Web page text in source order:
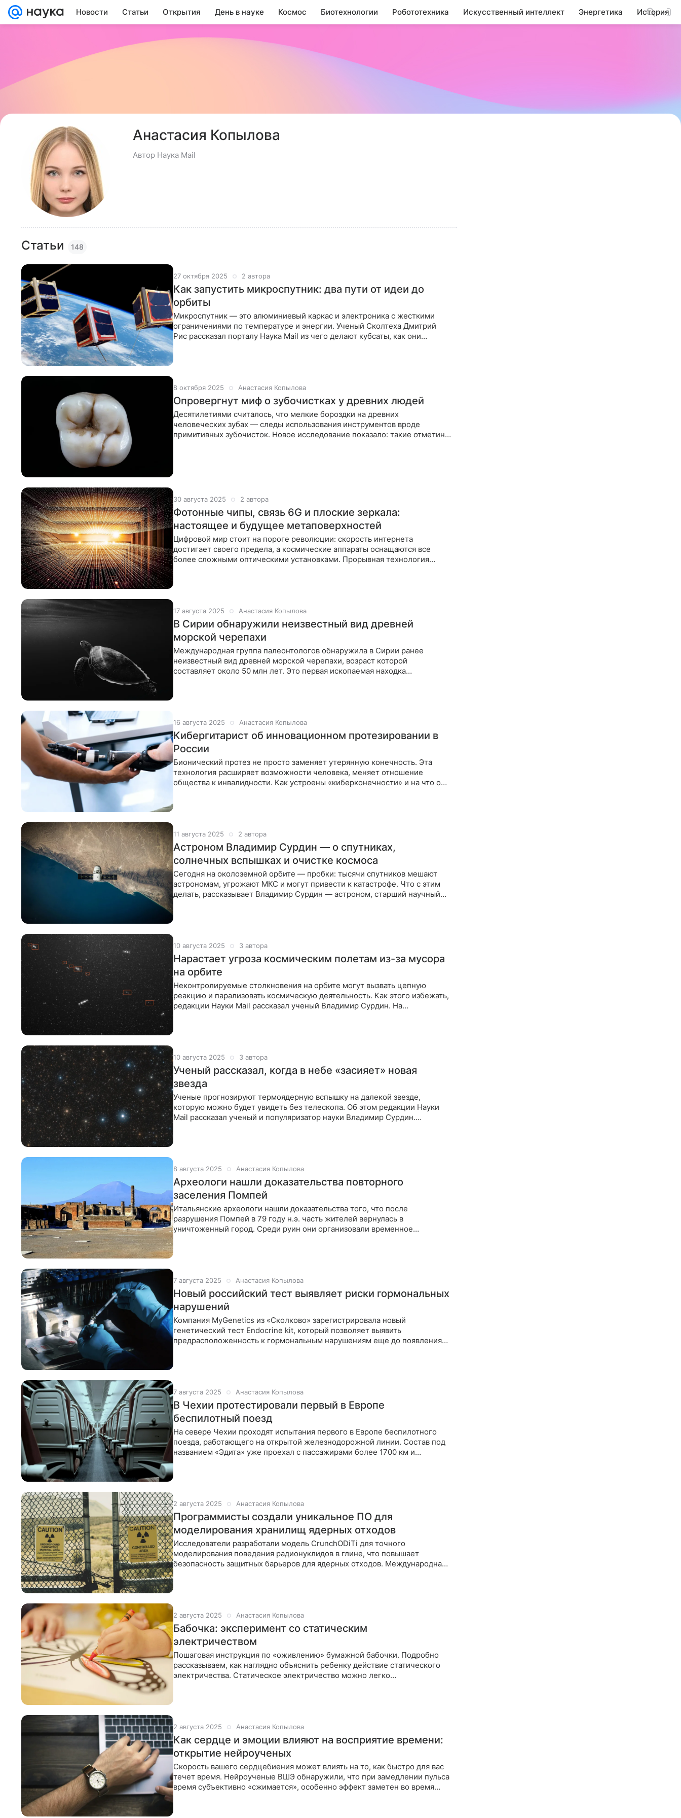
Новости Статьи Открытия День в науке Космос Биотехнологии Робототехника Искусственный интеллект Энергетика История
Анастасия Копылова
Автор Наука Mail
Статьи 148
27 октября 2025 2 автора
Как запустить микроспутник: два пути от идеи до
орбиты
Микроспутник — это алюминиевый каркас и электроника с жесткими
ограничениями по температуре и энергии. Ученый Сколтеха Дмитрий
Рис рассказал порталу Наука Mail из чего делают кубсаты, как они
8 октября 2025 Анастасия Копылова
Опровергнут миф о зубочистках у древних людей
Десятилетиями считалось, что мелкие бороздки на древних
человеческих зубах — следы использования инструментов вроде
примитивных зубочисток. Новое исследование показало: такие отметины
30 августа 2025 2 автора
Фотонные чипы, связь 6G и плоские зеркала:
настоящее и будущее метаповерхностей
Цифровой мир стоит на пороге революции: скорость интернета
достигает своего предела, а космические аппараты оснащаются все
более сложными оптическими установками. Прорывная технология
17 августа 2025 Анастасия Копылова
В Сирии обнаружили неизвестный вид древней
морской черепахи
Международная группа палеонтологов обнаружила в Сирии ранее
неизвестный вид древней морской черепахи, возраст которой
составляет около 50 млн лет. Это первая ископаемая находка
16 августа 2025 Анастасия Копылова
Кибергитарист об инновационном протезировании в
России
Бионический протез не просто заменяет утерянную конечность. Эта
технология расширяет возможности человека, меняет отношение
общества к инвалидности. Как устроены «киберконечности» и на что они
11 августа 2025 2 автора
Астроном Владимир Сурдин — о спутниках,
солнечных вспышках и очистке космоса
Сегодня на околоземной орбите — пробки: тысячи спутников мешают
астрономам, угрожают МКС и могут привести к катастрофе. Что с этим
делать, рассказывает Владимир Сурдин — астроном, старший научный
10 августа 2025 3 автора
Нарастает угроза космическим полетам из-за мусора
на орбите
Неконтролируемые столкновения на орбите могут вызвать цепную
реакцию и парализовать космическую деятельность. Как этого избежать,
редакции Науки Mail рассказал ученый Владимир Сурдин. На
10 августа 2025 3 автора
Ученый рассказал, когда в небе «засияет» новая
звезда
Ученые прогнозируют термоядерную вспышку на далекой звезде,
которую можно будет увидеть без телескопа. Об этом редакции Науки
Mail рассказал ученый и популяризатор науки Владимир Сурдин.
8 августа 2025 Анастасия Копылова
Археологи нашли доказательства повторного
заселения Помпей
Итальянские археологи нашли доказательства того, что после
разрушения Помпей в 79 году н.э. часть жителей вернулась в
уничтоженный город. Среди руин они организовали временное
7 августа 2025 Анастасия Копылова
Новый российский тест выявляет риски гормональных
нарушений
Компания MyGenetics из «Сколково» зарегистрировала новый
генетический тест Endocrine kit, который позволяет выявить
предрасположенность к гормональным нарушениям еще до появления
7 августа 2025 Анастасия Копылова
В Чехии протестировали первый в Европе
беспилотный поезд
На севере Чехии проходят испытания первого в Европе беспилотного
поезда, работающего на открытой железнодорожной линии. Состав под
названием «Эдита» уже проехал с пассажирами более 1700 км и
2 августа 2025 Анастасия Копылова
Программисты создали уникальное ПО для
моделирования хранилищ ядерных отходов
Исследователи разработали модель CrunchODiTi для точного
моделирования поведения радионуклидов в глине, что повышает
безопасность защитных барьеров для ядерных отходов. Международная
2 августа 2025 Анастасия Копылова
Бабочка: эксперимент со статическим
электричеством
Пошаговая инструкция по «оживлению» бумажной бабочки. Подробно
рассказываем, как наглядно объяснить ребенку действие статического
электричества. Статическое электричество можно легко
2 августа 2025 Анастасия Копылова
Как сердце и эмоции влияют на восприятие времени:
открытие нейроученых
Скорость вашего сердцебиения может влиять на то, как быстро для вас
течет время. Нейроученые ВШЭ обнаружили, что при замедлении пульса
время субъективно «сжимается», особенно эффект заметен во время